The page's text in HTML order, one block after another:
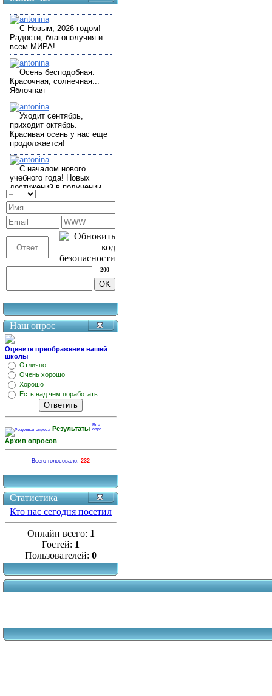
200
Наш опрос
Оцените преображение нашей
школы
Отлично
Очень хорошо
Хорошо
Есть над чем поработать
Результаты
Архив опросов
Всего голосовало: 232
Статистика
Кто нас сегодня посетил
Онлайн всего: 1
Гостей: 1
Пользователей: 0